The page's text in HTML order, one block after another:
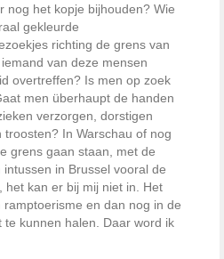
nog het kopje bijhouden? Wie
gekleurde
richting de grens van
van deze mensen
overtreffen? Is men op zoek
men überhaupt de handen
verzorgen, dorstigen
In Warschau of nog
grens gaan staan, met de
in Brussel vooral de
het kan er bij mij niet in. Het
en dan nog in de
te kunnen halen. Daar word ik